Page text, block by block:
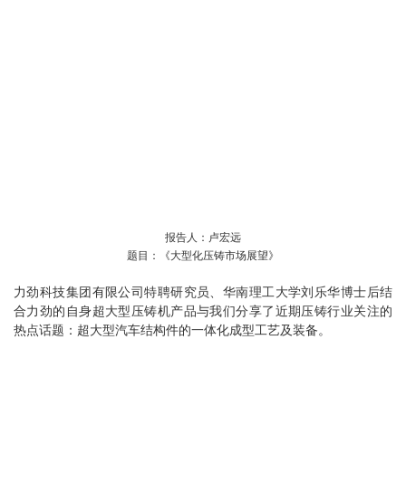
报告人：卢宏远
题目：《大型化压铸市场展望》
力劲科技集团有限公司特聘研究员、华南理工大学刘乐华博士后结
合力劲的自身超大型压铸机产品与我们分享了近期压铸行业关注的
热点话题：超大型汽车结构件的一体化成型工艺及装备。